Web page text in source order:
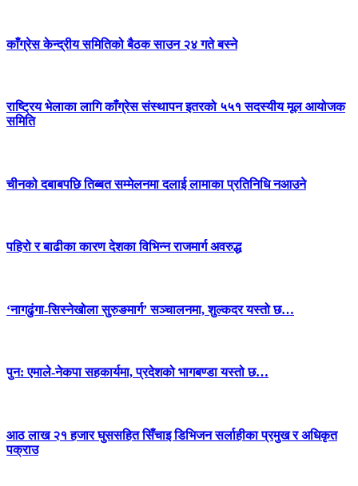
काँग्रेस केन्द्रीय समितिको बैठक साउन २४ गते बस्ने
राष्ट्रिय भेलाका लागि काँग्रेस संस्थापन इतरको ५५१ सदस्यीय मूल आयोजक
समिति
चीनको दबाबपछि तिब्बत सम्मेलनमा दलाई लामाका प्रतिनिधि नआउने
पहिरो र बाढीका कारण देशका विभिन्न राजमार्ग अवरुद्ध
‘नागढुंगा-सिस्नेखोला सुरुङमार्ग’ सञ्चालनमा, शुल्कदर यस्तो छ…
पुन: एमाले-नेकपा सहकार्यमा, प्रदेशको भागबण्डा यस्तो छ…
आठ लाख २१ हजार घुससहित सिँचाइ डिभिजन सर्लाहीका प्रमुख र अधिकृत
पक्राउ